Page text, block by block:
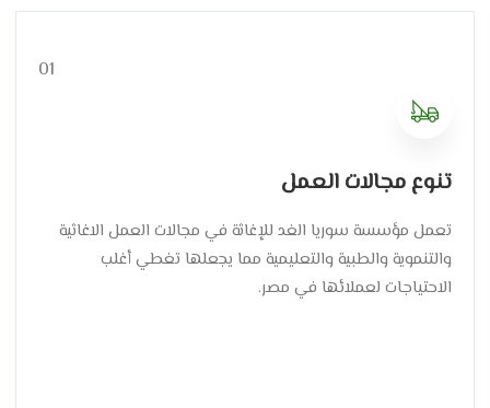
01
تنوع مجالات العمل
تعمل مؤسسة سوريا الغد للإغاثة في مجالات العمل الاغاثية
والتنموية والطبية والتعليمية مما يجعلها تغطي أغلب
الاحتياجات لعملائها في مصر.